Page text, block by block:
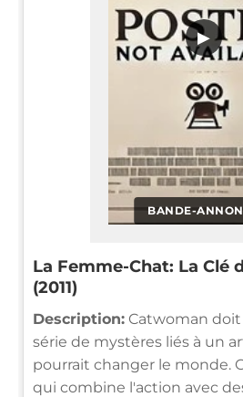
BANDE-
▶
La Femme-Chat: La Clé
(2011)
Description: Catwoman
série de mystères liés à un
pourrait changer le monde.
qui combine l'action avec